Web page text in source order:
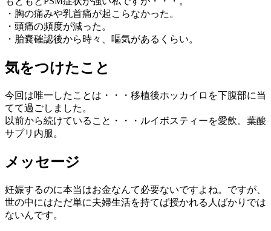
・胸の痛みや乳首痛が起こらなかった。
・頭痛の頻度が減った。
・胎嚢確認後から時々、嘔気があるくらい。
気をつけたこと
今回は唯一したことは・・・移植後ホッカイロを下腹部に当
てて過ごしました。
以前から続けていること・・・ルイボスティーを愛飲。葉酸
サプリ内服。
メッセージ
妊娠するのに本当はお金なんて必要ないですよね。ですが、
世の中にはただ単に夫婦生活を持てば授かれる人ばかりでは
ないんです。